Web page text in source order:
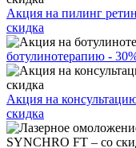
Акция на пилинг
скидка
ботулинотерапию -
Акция на
скидка